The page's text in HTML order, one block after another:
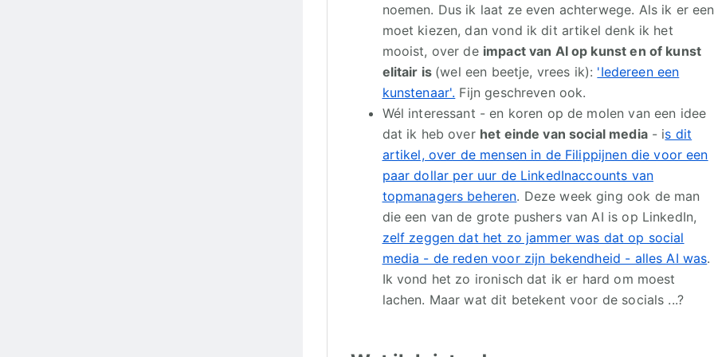
noemen. Dus ik laat ze even achterwege. Als ik er een
moet kiezen, dan vond ik dit artikel denk ik het
mooist, over de impact van AI op kunst en of kunst
elitair is (wel een beetje, vrees ik): 'Iedereen een
kunstenaar'. Fijn geschreven ook.
Wél interessant - en koren op de molen van een idee
dat ik heb over het einde van social media- is dit
artikel, over de mensen in de Filippijnen die voor een
paar dollar per uur de LinkedInaccounts van
topmanagers beheren. Deze week ging ook de man
die een van de grote pushers van AI is op LinkedIn,
zelf zeggen dat het zo jammer was dat op social
media - de reden voor zijn bekendheid - alles AI was.
Ik vond het zo ironisch dat ik er hard om moest
lachen. Maar wat dit betekent voor de socials ...?